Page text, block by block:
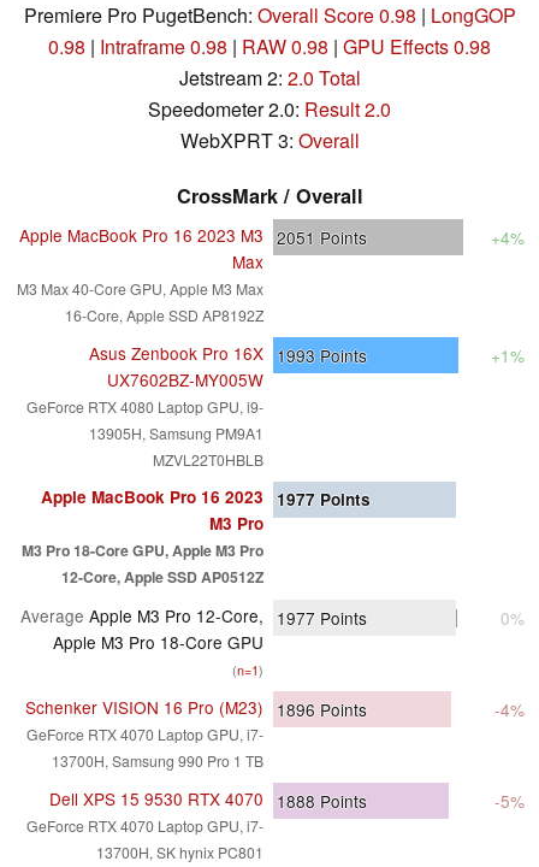
Premiere Pro PugetBench: Overall Score 0.98 | LongGOP
0.98 | Intraframe 0.98 | RAW 0.98 | GPU Effects 0.98
Jetstream 2: 2.0 Total
Speedometer 2.0: Result 2.0
WebXPRT 3: Overall
CrossMark / Overall
Apple MacBook Pro 16 2023 M3
Max
M3 Max 40-Core GPU, Apple M3 Max
16-Core, Apple SSD AP8192Z
2051 Points +4%
Asus Zenbook Pro 16X
UX7602BZ-MY005W
GeForce RTX 4080 Laptop GPU, i9-
13905H, Samsung PM9A1
MZVL22T0HBLB
1993 Points +1%
Apple MacBook Pro 16 2023
M3 Pro
M3 Pro 18-Core GPU, Apple M3 Pro
12-Core, Apple SSD AP0512Z
1977 Points
Average Apple M3 Pro 12-Core,
Apple M3 Pro 18-Core GPU
(n=1)
1977 Points 0%
Schenker VISION 16 Pro (M23)
GeForce RTX 4070 Laptop GPU, i7-
13700H, Samsung 990 Pro 1 TB
1896 Points -4%
Dell XPS 15 9530 RTX 4070
GeForce RTX 4070 Laptop GPU, i7-
13700H, SK hynix PC801
1888 Points -5%